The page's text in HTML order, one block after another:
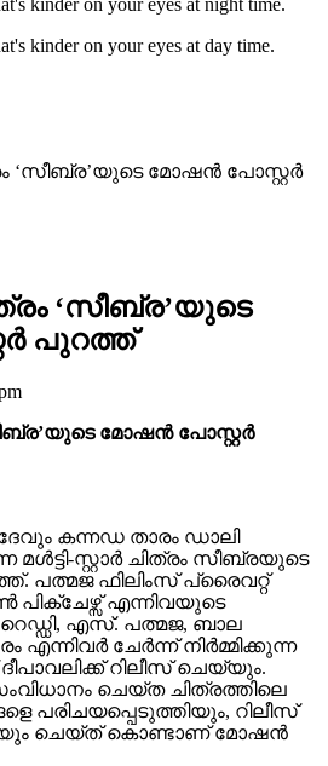
kinder on your eyes at night time.
kinder on your eyes at day time.
‘സീബ്ര’യുടെ മോഷൻ പോസ്റ്റർ
‘സീബ്ര’യുടെ
പുറത്ത്
മോഷൻ പോസ്റ്റർ
കന്നഡ താരം ഡാലി
സ്റ്റാർ ചിത്രം സീബ്രയുടെ
പത്മജ ഫിലിംസ് പ്രൈവറ്റ്
എന്നിവയുടെ
എസ്. പത്മജ, ബാല
എന്നിവർ ചേർന്ന് നിർമ്മിക്കുന്ന
റിലീസ് ചെയ്യും.
ചെയ്ത ചിത്രത്തിലെ
പരിചയപ്പെടുത്തിയും, റിലീസ്
ചെയ്ത് കൊണ്ടാണ് മോഷൻ